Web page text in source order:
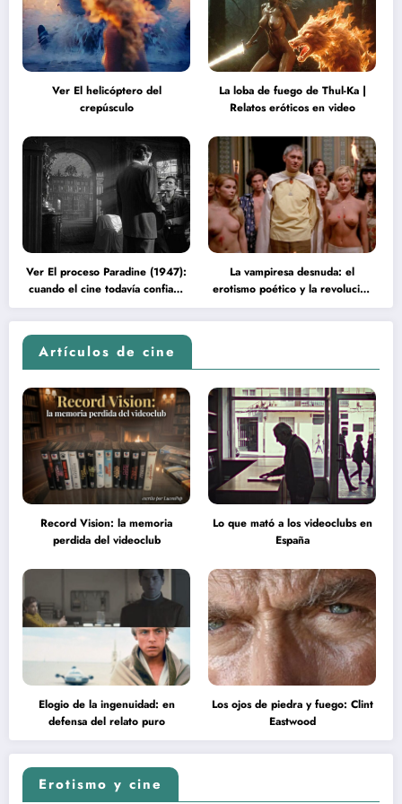
Ver El helicóptero del
crepúsculo
La loba de fuego de Thul-Ka |
Relatos eróticos en video
Ver El proceso Paradine (1947):
cuando el cine todavía confiaba
en la inteligencia del espectador
La vampiresa desnuda: el
erotismo poético y la revolución
psicodélica de Jean Rollin
Artículos de cine
Record Vision: la memoria
perdida del videoclub
Lo que mató a los videoclubs en
España
Elogio de la ingenuidad: en
defensa del relato puro
Los ojos de piedra y fuego: Clint
Eastwood
Erotismo y cine